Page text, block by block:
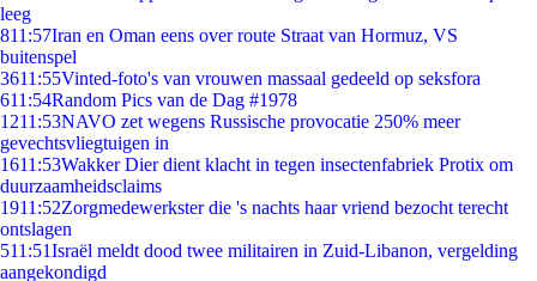
leeg
811:57Iran en Oman eens over route Straat van Hormuz, VS
buitenspel
3611:55Vinted-foto's van vrouwen massaal gedeeld op seksfora
611:54Random Pics van de Dag #1978
1211:53NAVO zet wegens Russische provocatie 250% meer
gevechtsvliegtuigen in
1611:53Wakker Dier dient klacht in tegen insectenfabriek Protix om
duurzaamheidsclaims
1911:52Zorgmedewerkster die 's nachts haar vriend bezocht terecht
ontslagen
511:51Israël meldt dood twee militairen in Zuid-Libanon, vergelding
aangekondigd